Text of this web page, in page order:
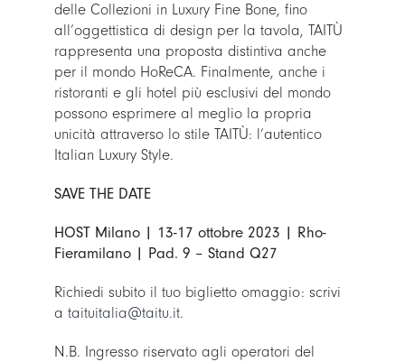
delle Collezioni in Luxury Fine Bone, fino
all’oggettistica di design per la tavola, TAITÙ
rappresenta una proposta distintiva anche
per il mondo HoReCA. Finalmente, anche i
ristoranti e gli hotel più esclusivi del mondo
possono esprimere al meglio la propria
unicità attraverso lo stile TAITÙ: l’autentico
Italian Luxury Style.
SAVE THE DATE
HOST Milano | 13-17 ottobre 2023 | Rho-
Fieramilano | Pad. 9 – Stand Q27
Richiedi subito il tuo biglietto omaggio: scrivi
a taituitalia@taitu.it.
N.B. Ingresso riservato agli operatori del